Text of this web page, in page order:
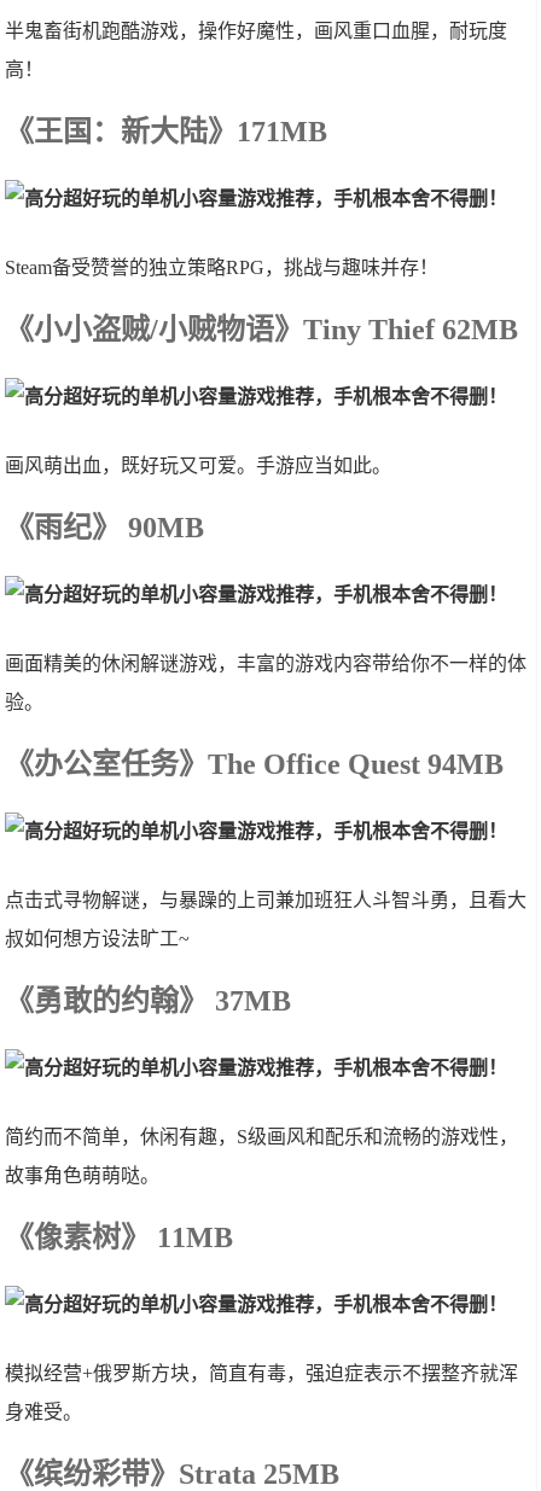
半鬼畜街机跑酷游戏，操作好魔性，画风重口血腥，耐玩度
高！
《王国：新大陆》171MB
Steam备受赞誉的独立策略RPG，挑战与趣味并存！
《小小盗贼/小贼物语》Tiny Thief 62MB
画风萌出血，既好玩又可爱。手游应当如此。
《雨纪》 90MB
画面精美的休闲解谜游戏，丰富的游戏内容带给你不一样的体
验。
《办公室任务》The Office Quest 94MB
点击式寻物解谜，与暴躁的上司兼加班狂人斗智斗勇，且看大
叔如何想方设法旷工~
《勇敢的约翰》 37MB
简约而不简单，休闲有趣，S级画风和配乐和流畅的游戏性，
故事角色萌萌哒。
《像素树》 11MB
模拟经营+俄罗斯方块，简直有毒，强迫症表示不摆整齐就浑
身难受。
《缤纷彩带》Strata 25MB